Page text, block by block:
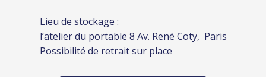
Lieu de stockage :
l’atelier du portable 8 Av. René Coty, Paris
Possibilité de retrait sur place